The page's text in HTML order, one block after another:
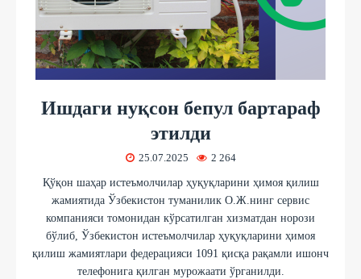
Ишдаги нуқсон бепул бартараф
этилди
25.07.2025 2 264
Қўқон шаҳар истеъмолчилар ҳуқуқларини ҳимоя қилиш
жамиятида Ўзбекистон туманилик О.Ж.нинг сервис
компанияси томонидан кўрсатилган хизматдан норози
бўлиб, Ўзбекистон истеъмолчилар ҳуқуқларини ҳимоя
қилиш жамиятлари федерацияси 1091 қисқа рақамли ишонч
телефонига қилган мурожаати ўрганилди.